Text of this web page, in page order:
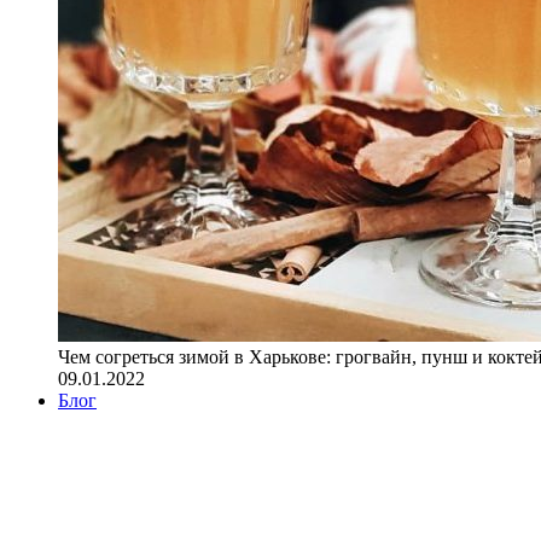
Чем согреться зимой в Харькове: грогвайн, пунш и
09.01.2022
Блог